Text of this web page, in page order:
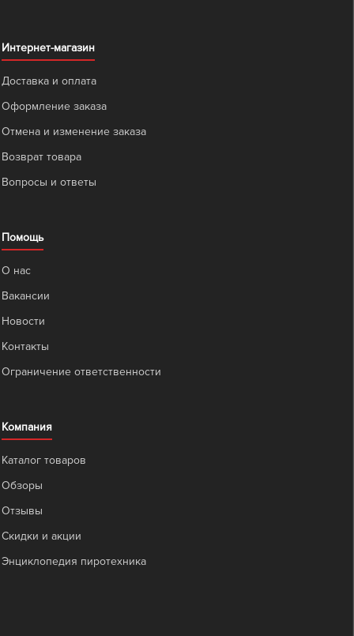
Интернет-магазин
Доставка и оплата
Оформление заказа
Отмена и изменение заказа
Возврат товара
Вопросы и ответы
Помощь
О нас
Вакансии
Новости
Контакты
Ограничение ответственности
Компания
Каталог товаров
Обзоры
Отзывы
Скидки и акции
Энциклопедия пиротехника